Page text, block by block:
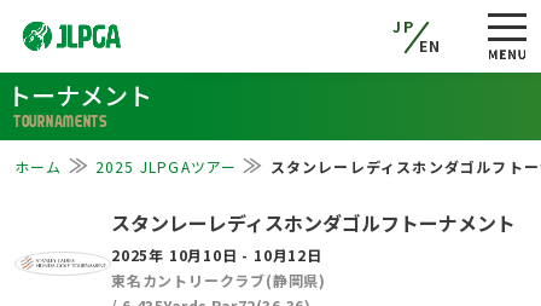
JP
EN
トーナメント
TOURNAMENTS
ホーム 2025 JLPGAツアー スタンレーレディスホンダゴルフト
スタンレーレディスホンダゴルフトーナメント
2025年 10月10日 - 10月12日
東名カントリークラブ(静岡県)